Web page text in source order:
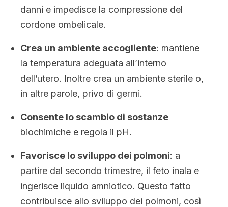
danni e impedisce la compressione del
cordone ombelicale.
Crea un ambiente accogliente: mantiene
la temperatura adeguata all’interno
dell’utero. Inoltre crea un ambiente sterile o,
in altre parole, privo di germi.
Consente lo scambio di sostanze
biochimiche e regola il pH.
Favorisce lo sviluppo dei polmoni: a
partire dal secondo trimestre, il feto inala e
ingerisce liquido amniotico. Questo fatto
contribuisce allo sviluppo dei polmoni, così